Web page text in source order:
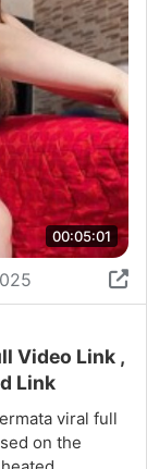
00:05:01
Video Link ,
Link
viral full
on the